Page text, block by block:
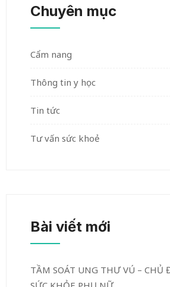
Chuyên mục
Cẩm nang
Thông tin y học
Tin tức
Tư vấn sức khoẻ
Bài viết mới
TẦM SOÁT UNG THƯ VÚ – CHỦ